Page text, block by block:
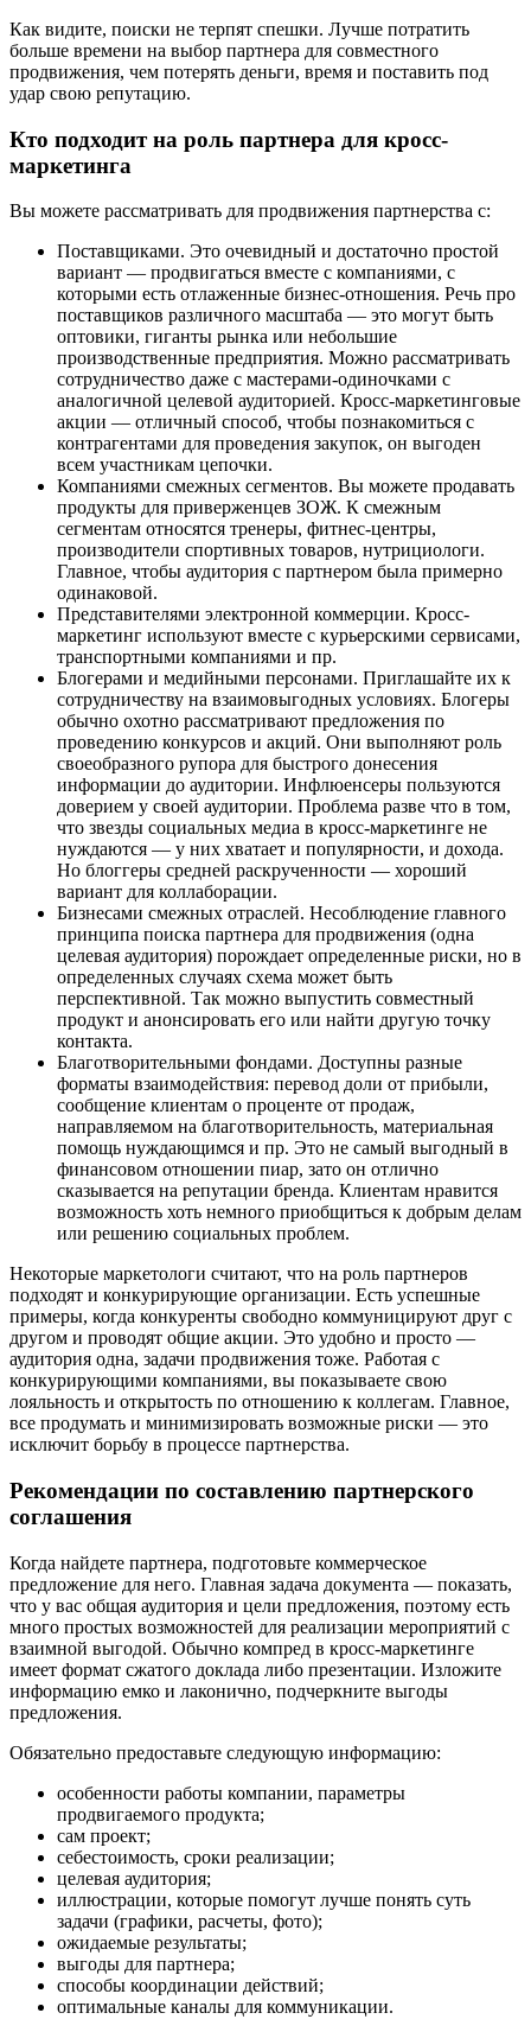
Как видите, поиски не терпят спешки. Лучше потратить
больше времени на выбор партнера для совместного
продвижения, чем потерять деньги, время и поставить под
удар свою репутацию.
Кто подходит на роль партнера для кросс-
маркетинга
Вы можете рассматривать для продвижения партнерства с:
Поставщиками. Это очевидный и достаточно простой
вариант — продвигаться вместе с компаниями, с
которыми есть отлаженные бизнес-отношения. Речь про
поставщиков различного масштаба — это могут быть
оптовики, гиганты рынка или небольшие
производственные предприятия. Можно рассматривать
сотрудничество даже с мастерами-одиночками с
аналогичной целевой аудиторией. Кросс-маркетинговые
акции — отличный способ, чтобы познакомиться с
контрагентами для проведения закупок, он выгоден
всем участникам цепочки.
Компаниями смежных сегментов. Вы можете продавать
продукты для приверженцев ЗОЖ. К смежным
сегментам относятся тренеры, фитнес-центры,
производители спортивных товаров, нутрициологи.
Главное, чтобы аудитория с партнером была примерно
одинаковой.
Представителями электронной коммерции. Кросс-
маркетинг используют вместе с курьерскими сервисами,
транспортными компаниями и пр.
Блогерами и медийными персонами. Приглашайте их к
сотрудничеству на взаимовыгодных условиях. Блогеры
обычно охотно рассматривают предложения по
проведению конкурсов и акций. Они выполняют роль
своеобразного рупора для быстрого донесения
информации до аудитории. Инфлюенсеры пользуются
доверием у своей аудитории. Проблема разве что в том,
что звезды социальных медиа в кросс-маркетинге не
нуждаются — у них хватает и популярности, и дохода.
Но блоггеры средней раскрученности — хороший
вариант для коллаборации.
Бизнесами смежных отраслей. Несоблюдение главного
принципа поиска партнера для продвижения (одна
целевая аудитория) порождает определенные риски, но в
определенных случаях схема может быть
перспективной. Так можно выпустить совместный
продукт и анонсировать его или найти другую точку
контакта.
Благотворительными фондами. Доступны разные
форматы взаимодействия: перевод доли от прибыли,
сообщение клиентам о проценте от продаж,
направляемом на благотворительность, материальная
помощь нуждающимся и пр. Это не самый выгодный в
финансовом отношении пиар, зато он отлично
сказывается на репутации бренда. Клиентам нравится
возможность хоть немного приобщиться к добрым делам
или решению социальных проблем.
Некоторые маркетологи считают, что на роль партнеров
подходят и конкурирующие организации. Есть успешные
примеры, когда конкуренты свободно коммуницируют друг с
другом и проводят общие акции. Это удобно и просто —
аудитория одна, задачи продвижения тоже. Работая с
конкурирующими компаниями, вы показываете свою
лояльность и открытость по отношению к коллегам. Главное,
все продумать и минимизировать возможные риски — это
исключит борьбу в процессе партнерства.
Рекомендации по составлению партнерского
соглашения
Когда найдете партнера, подготовьте коммерческое
предложение для него. Главная задача документа — показать,
что у вас общая аудитория и цели предложения, поэтому есть
много простых возможностей для реализации мероприятий с
взаимной выгодой. Обычно компред в кросс-маркетинге
имеет формат сжатого доклада либо презентации. Изложите
информацию емко и лаконично, подчеркните выгоды
предложения.
Обязательно предоставьте следующую информацию:
особенности работы компании, параметры
продвигаемого продукта;
сам проект;
себестоимость, сроки реализации;
целевая аудитория;
иллюстрации, которые помогут лучше понять суть
задачи (графики, расчеты, фото);
ожидаемые результаты;
выгоды для партнера;
способы координации действий;
оптимальные каналы для коммуникации.